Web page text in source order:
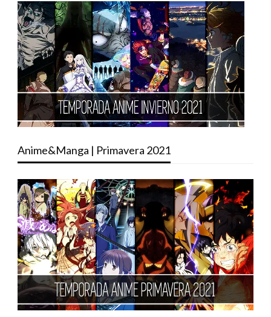
Anime&Manga | Primavera 2021